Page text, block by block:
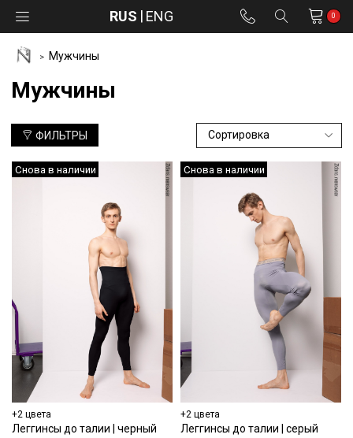
RUS ENG 0
Мужчины
Мужчины
ФИЛЬТРЫ
Снова в наличии
+2 цвета
Леггинсы до талии | черный
Снова в наличии
+2 цвета
Леггинсы до талии | серый